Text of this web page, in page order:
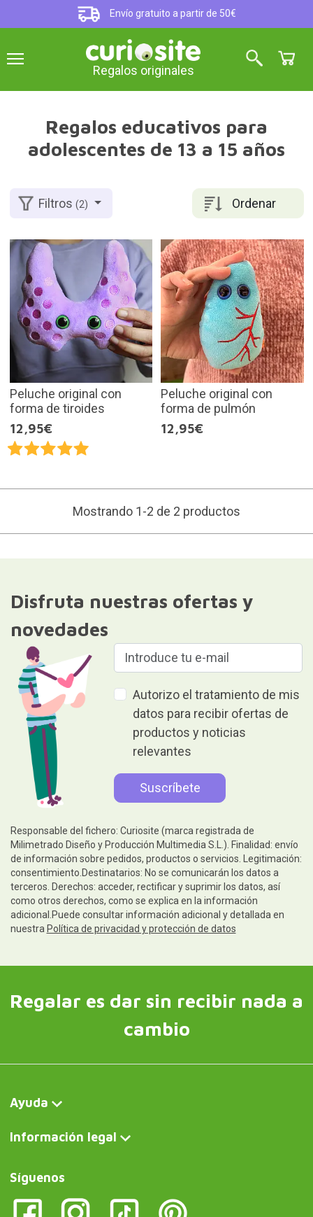
Envío gratuito a partir de 50€
Regalos originales
Regalos educativos para
adolescentes de 13 a 15 años
Ordenar
Filtros(2)
Peluche original con
forma de tiroides
12,95€
Peluche original con
forma de pulmón
12,95€
Mostrando 1-2 de 2 productos
Disfruta nuestras ofertas y
novedades
Autorizo el tratamiento de mis
datos para recibir ofertas de
productos y noticias
relevantes
Responsable del fichero: Curiosite (marca registrada de
Milimetrado Diseño y Producción Multimedia S.L.). Finalidad: envío
de información sobre pedidos, productos o servicios. Legitimación:
consentimiento.Destinatarios: No se comunicarán los datos a
terceros. Derechos: acceder, rectificar y suprimir los datos, así
como otros derechos, como se explica en la información
adicional.Puede consultar información adicional y detallada en
nuestra Política de privacidad y protección de datos
Regalar es dar sin recibir nada a
cambio
Ayuda
Información legal
Síguenos